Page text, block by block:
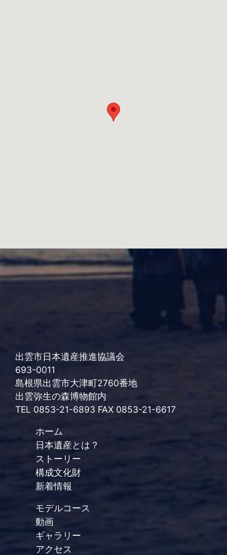
出雲市日本遺産推進協議会
693-0011
島根県出雲市大津町2760番地
出雲弥生の森博物館内
TEL 0853-21-6893 FAX 0853-21-6617
ホーム
日本遺産とは？
ストーリー
構成文化財
新着情報
モデルコース
動画
ギャラリー
アクセス